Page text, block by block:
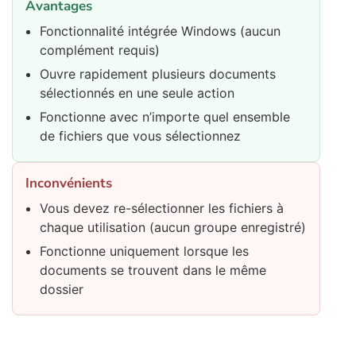
Avantages
Fonctionnalité intégrée Windows (aucun
complément requis)
Ouvre rapidement plusieurs documents
sélectionnés en une seule action
Fonctionne avec n’importe quel ensemble
de fichiers que vous sélectionnez
Inconvénients
Vous devez re-sélectionner les fichiers à
chaque utilisation (aucun groupe enregistré)
Fonctionne uniquement lorsque les
documents se trouvent dans le même
dossier